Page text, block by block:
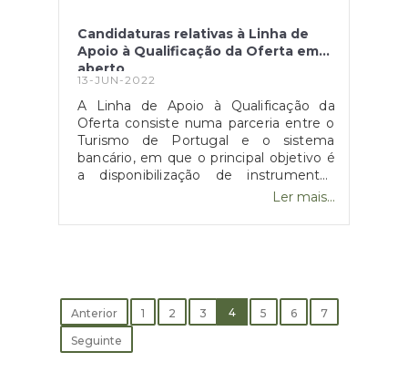
Candidaturas relativas à Linha de
Apoio à Qualificação da Oferta em
aberto
13-JUN-2022
A Linha de Apoio à Qualificação da
Oferta consiste numa parceria entre o
Turismo de Portugal e o sistema
bancário, em que o principal objetivo é
a disponibilização de instrumentos
financeiros para apoio de empesas da
ser realizado a médio e longo prazo,
na requalificação de outros e no
desenvolvimento relativo a projetos na
área da animação turística e da
restauração. Os beneficiários da linha
Ler mais...
Anterior 1 2 3 4 5 6
7
Seguinte